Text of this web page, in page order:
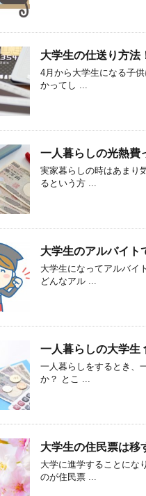
大学生の仕送り方法
4月から大学生になる子
かってし ...
一人暮らしの光熱費
実家暮らしの時はあまり
るという方 ...
大学生のアルバイト
大学生になってアルバイ
どんなアル ...
一人暮らしの大学生
一人暮らしをするとき、
か？ とこ ...
大学生の住民票は移
大学に進学することにな
のが住民票 ...